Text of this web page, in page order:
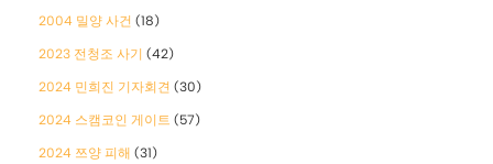
2004 밀양 사건 (18)
2023 전청조 사기 (42)
2024 민희진 기자회견 (30)
2024 스캠코인 게이트 (57)
2024 쯔양 피해 (31)